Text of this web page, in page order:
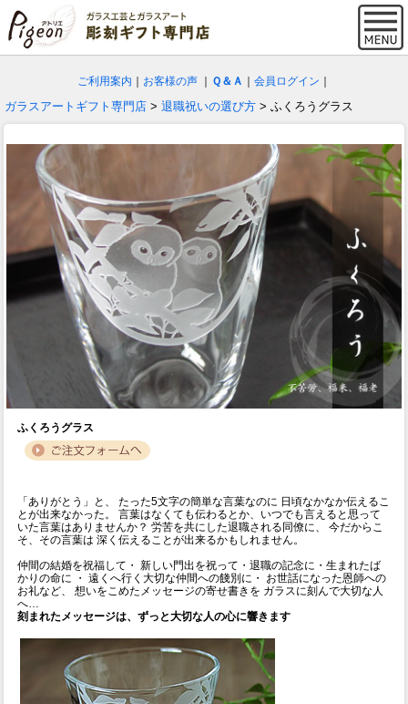
ご利用案内 お客様の声 Ｑ＆Ａ 会員ログイン
ガラスアートギフト専門店 > 退職祝いの選び方 > ふくろうグラス
ふくろうグラス
「ありがとう」と、 たった5文字の簡単な言葉なのに 日頃なかなか伝えるこ
とが出来なかった。 言葉はなくても伝わるとか、いつでも言えると思って
いた言葉はありませんか？ 労苦を共にした退職される同僚に、 今だからこ
そ、その言葉は 深く伝えることが出来るかもしれません。
仲間の結婚を祝福して・ 新しい門出を祝って・退職の記念に・生まれたば
かりの命に ・ 遠くへ行く大切な仲間への餞別に・ お世話になった恩師への
お礼など、 想いをこめたメッセージの寄せ書きを ガラスに刻んで大切な人
へ…
刻まれたメッセージは、ずっと大切な人の心に響きます